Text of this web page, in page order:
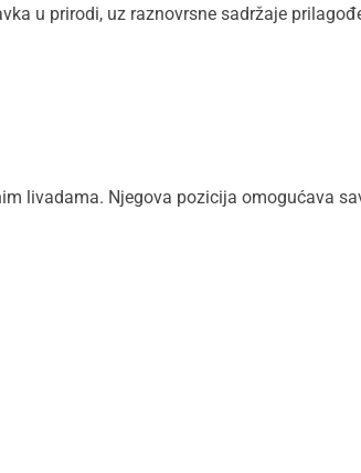
u prirodi, uz raznovrsne sadržaje
livadama. Njegova pozicija omogućava